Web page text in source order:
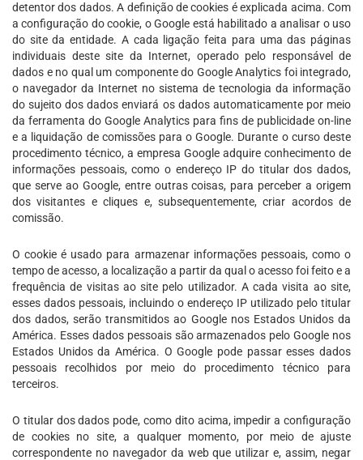
detentor dos dados. A definição de cookies é explicada acima. Com
a configuração do cookie, o Google está habilitado a analisar o uso
do site da entidade. A cada ligação feita para uma das páginas
individuais deste site da Internet, operado pelo responsável de
dados e no qual um componente do Google Analytics foi integrado,
o navegador da Internet no sistema de tecnologia da informação
do sujeito dos dados enviará os dados automaticamente por meio
da ferramenta do Google Analytics para fins de publicidade on-line
e a liquidação de comissões para o Google. Durante o curso deste
procedimento técnico, a empresa Google adquire conhecimento de
informações pessoais, como o endereço IP do titular dos dados,
que serve ao Google, entre outras coisas, para perceber a origem
dos visitantes e cliques e, subsequentemente, criar acordos de
comissão.
O cookie é usado para armazenar informações pessoais, como o
tempo de acesso, a localização a partir da qual o acesso foi feito e a
frequência de visitas ao site pelo utilizador. A cada visita ao site,
esses dados pessoais, incluindo o endereço IP utilizado pelo titular
dos dados, serão transmitidos ao Google nos Estados Unidos da
América. Esses dados pessoais são armazenados pelo Google nos
Estados Unidos da América. O Google pode passar esses dados
pessoais recolhidos por meio do procedimento técnico para
terceiros.
O titular dos dados pode, como dito acima, impedir a configuração
de cookies no site, a qualquer momento, por meio de ajuste
correspondente no navegador da web que utilizar e, assim, negar